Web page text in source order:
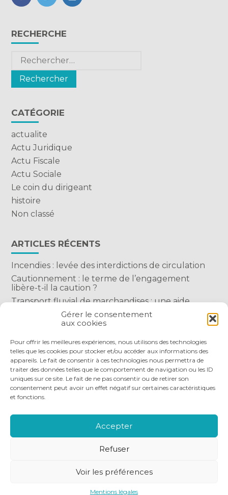
Gérer le consentement
aux cookies
Pour offrir les meilleures expériences, nous utilisons des technologies
telles que les cookies pour stocker et/ou accéder aux informations des
appareils. Le fait de consentir à ces technologies nous permettra de
traiter des données telles que le comportement de navigation ou les ID
uniques sur ce site. Le fait de ne pas consentir ou de retirer son
consentement peut avoir un effet négatif sur certaines caractéristiques
et fonctions.
Accepter
Refuser
Voir les préférences
Mentions légales
FaceBook
TwitterLinkedIn
Blog
sidebar
RECHERCHE
Rechercher :
CATÉGORIE
actualite
Actu Juridique
Actu Fiscale
Actu Sociale
Le coin du dirigeant
histoire
Non classé
ARTICLES RÉCENTS
Incendies : levée des interdictions de circulation
Cautionnement : le terme de l’engagement
libère-t-il la caution ?
Transport fluvial de marchandises : une aide
financière bienvenue
Succession : les donations du parent renonçant
Principale
NOS OUTILS DIGITAUX
NOUS REJOINDRE
NOUS CONTACTER
MENTIONS LÉGALES
CONCEPTION ET RÉALISATION CLASSE 7